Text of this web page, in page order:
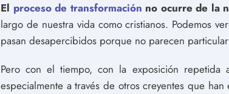
El proceso de transformación no ocurre de la
largo de nuestra vida como cristianos. Podemos
pasan desapercibidos porque no parecen
Pero con el tiempo, con la exposición
especialmente a través de otros creyentes que